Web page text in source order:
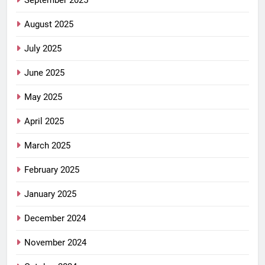
August 2025
July 2025
June 2025
May 2025
April 2025
March 2025
February 2025
January 2025
December 2024
November 2024